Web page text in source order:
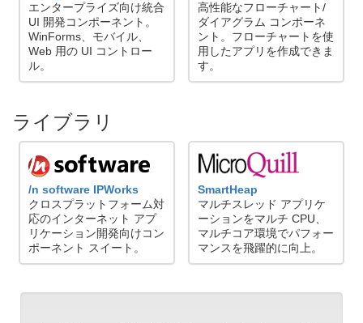
エンタープライズ向け統合
UI 開発コンポーネント。
WinForms、モバイル、
Web 用の UI コントロー
ル。
高性能なフローチャート/
ダイアグラム コンポーネ
ント。フローチャートを使
用したアプリを作成できま
す。
ライブラリ
/n software IPWorks
クロスプラットフォーム対
応のインターネット アプ
リケーション開発向けコン
ポーネント スイート。
SmartHeap
マルチスレッド アプリケ
ーションをマルチ CPU、
マルチコア環境でパフォー
マンスを飛躍的に向上。